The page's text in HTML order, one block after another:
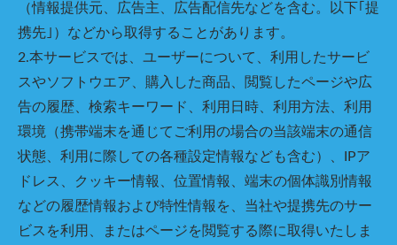
（情報提供元、広告主、広告配信先などを含む。以下｢提
携先｣）などから取得することがあります。
2.本サービスでは、ユーザーについて、利用したサービ
スやソフトウエア、購入した商品、閲覧したページや広
告の履歴、検索キーワード、利用日時、利用方法、利用
環境（携帯端末を通じてご利用の場合の当該端末の通信
状態、利用に際しての各種設定情報なども含む）、IPア
ドレス、クッキー情報、位置情報、端末の個体識別情報
などの履歴情報および特性情報を、当社や提携先のサー
ビスを利用、またはページを閲覧する際に取得いたしま